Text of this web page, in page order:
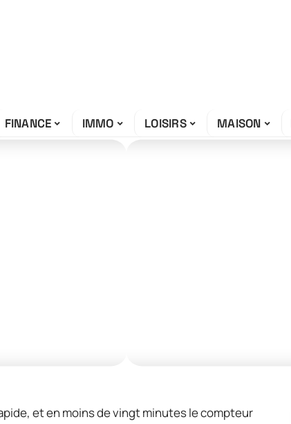
FINANCE IMMO LOISIRS MAISON
et en moins de vingt minutes le compteur